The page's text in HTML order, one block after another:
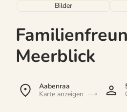
Bilder
Meerblick
Aabenraa
Karte anzeigen